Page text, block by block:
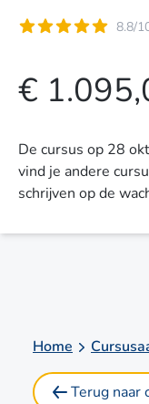
8.8/
€
De cursus op 28
vind je andere
schrijven op de
Home
Terug naar